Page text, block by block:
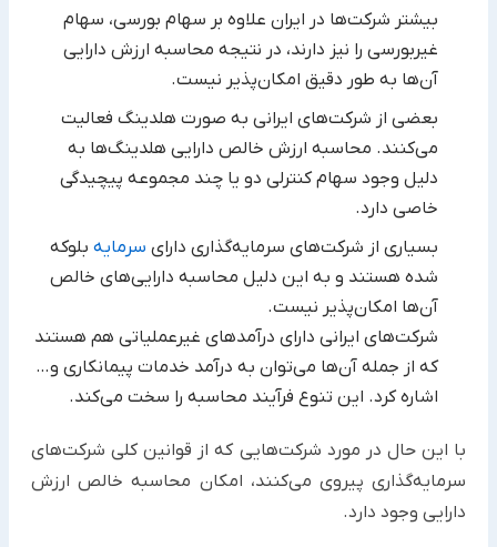
بیشتر شرکت‌ها در ایران علاوه بر سهام بورسی، سهام
غیربورسی را نیز دارند، در نتیجه محاسبه ارزش دارایی
آن‌ها به طور دقیق امکان‌پذیر نیست.
بعضی از شرکت‌های ایرانی به صورت هلدینگ فعالیت
می‌کنند. محاسبه ارزش خالص دارایی هلدینگ‌ها به
دلیل وجود سهام کنترلی دو یا چند مجموعه پیچیدگی
خاصی دارد.
بسیاری از شرکت‌های سرمایه‌گذاری دارای سرمایه بلوکه
شده هستند و به این دلیل محاسبه دارایی‌های خالص
آن‌ها امکان‌پذیر نیست.
شرکت‌های ایرانی دارای درآمدهای غیرعملیاتی هم هستند
که از جمله آن‌ها می‌توان به درآمد خدمات پیمانکاری و…
اشاره کرد. این تنوع فرآیند محاسبه را سخت می‌کند.
با این حال در مورد شرکت‌هایی که از قوانین کلی شرکت‌های
سرمایه‌گذاری پیروی می‌کنند، امکان محاسبه خالص ارزش
دارایی وجود دارد.